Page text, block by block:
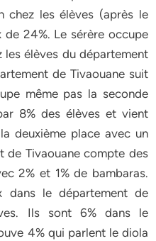
chez les élèves (après le
24%. Le sérère occupe
les élèves du département
de Tivaouane suit
même pas la seconde
8% des élèves et vient
deuxième place avec un
de Tivaouane compte des
2% et 1% de bambaras.
dans le département de
Ils sont 6% dans le
4% qui parlent le diola